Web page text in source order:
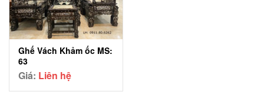
Ghế Vách Khảm ốc MS:
63
Giá: Liên hệ